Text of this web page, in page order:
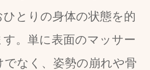
とりの身体の状態を的
。単に表面のマッサー
でなく、姿勢の崩れや骨